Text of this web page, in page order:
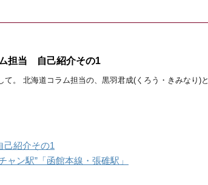
担当 自己紹介その1
て。 北海道コラム担当の、黒羽君成(くろう・きみなり)
紹介その1
ャン駅”「函館本線・張碓駅」